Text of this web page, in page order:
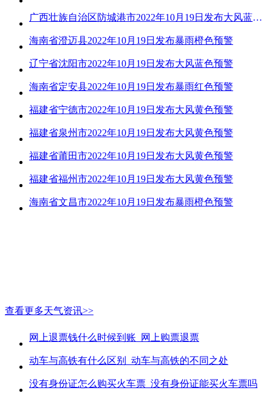
广西壮族自治区防城港市2022年10月19日发布大风蓝色预警
海南省澄迈县2022年10月19日发布暴雨橙色预警
辽宁省沈阳市2022年10月19日发布大风蓝色预警
海南省定安县2022年10月19日发布暴雨红色预警
福建省宁德市2022年10月19日发布大风黄色预警
福建省泉州市2022年10月19日发布大风黄色预警
福建省莆田市2022年10月19日发布大风黄色预警
福建省福州市2022年10月19日发布大风黄色预警
海南省文昌市2022年10月19日发布暴雨橙色预警
查看更多天气资讯>>
网上退票钱什么时候到账_网上购票退票
动车与高铁有什么区别_动车与高铁的不同之处
没有身份证怎么购买火车票_没有身份证能买火车票吗